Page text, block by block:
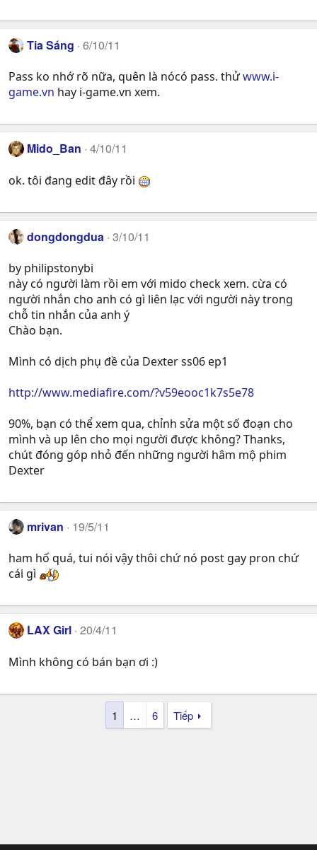
Tia Sáng 6/10/11
Pass ko nhớ rõ nữa, quên là nócó pass. thửwww.i-
game.vn hay i-game.vn xem.
Mido_Ban 4/10/11
ok. tôi đang edit đây rồi
dongdongdua 3/10/11
by philipstonybi
này có người làm rồi em với mido check xem. cừa có
người nhắn cho anh có gì liên lạc với người này trong
chỗ tin nhắn của anh ý
Chào bạn.
Mình có dịch phụ đề của Dexter ss06 ep1
http://www.mediafire.com/?v59eooc1k7s5e78
90%, bạn có thể xem qua, chỉnh sửa một số đoạn cho
mình và up lên cho mọi người được không? Thanks,
chút đóng góp nhỏ đến những người hâm mộ phim
Dexter
mrivan 19/5/11
ham hố quá, tui nói vậy thôi chứ nó post gay pron chứ
cái gì
LAX Girl 20/4/11
Mình không có bán bạn ơi :)
1 … 6 Tiếp